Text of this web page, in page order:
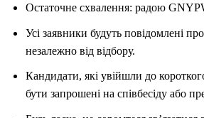
Остаточне схвалення: радою
Усі заявники будуть повідомлені
незалежно від відбору.
Кандидати, які увійшли до
бути запрошені на співбесіду або